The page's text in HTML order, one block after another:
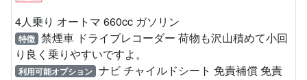
4人乗り オートマ 660cc ガソリン
特徴 禁煙車 ドライブレコーダー 荷物も沢山積めて小回
り良く乗りやすいですよ。
利用可能オプション ナビ チャイルドシート 免責補償 免責